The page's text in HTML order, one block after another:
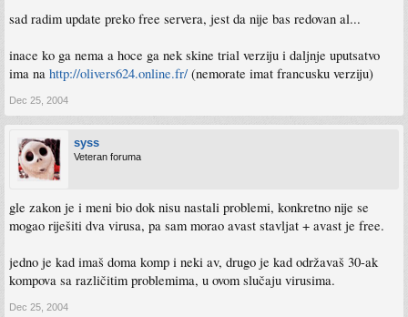
sad radim update preko free servera, jest da nije bas redovan al...
inace ko ga nema a hoce ga nek skine trial verziju i daljnje uputsatvo
ima na http://olivers624.online.fr/ (nemorate imat francusku verziju)
Dec 25, 2004
syss
Veteran foruma
gle zakon je i meni bio dok nisu nastali problemi, konkretno nije se
mogao riješiti dva virusa, pa sam morao avast stavljat + avast je free.
jedno je kad imaš doma komp i neki av, drugo je kad održavaš 30-ak
kompova sa različitim problemima, u ovom slučaju virusima.
Dec 25, 2004